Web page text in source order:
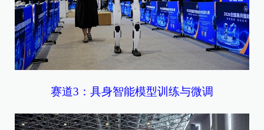
赛道3：具身智能模型训练与微调